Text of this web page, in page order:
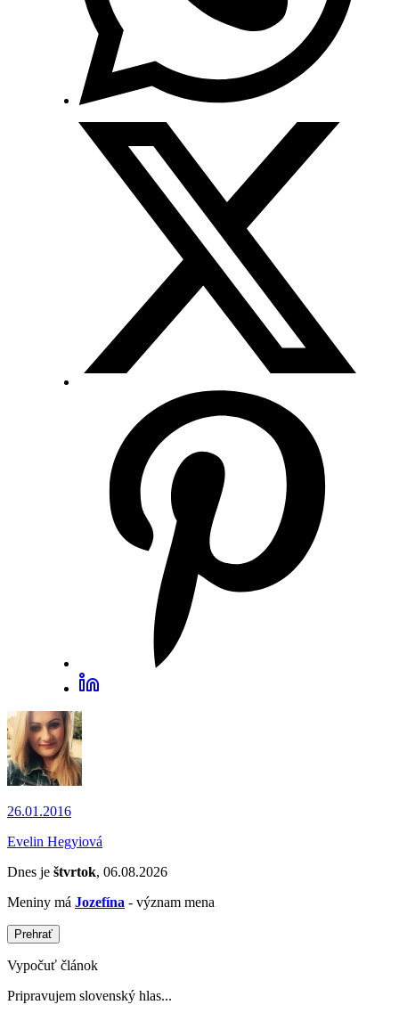
26.01.2016
Evelin Hegyiová
Dnes je štvrtok, 06.08.2026
Meniny má Jozefína - význam mena
Prehrať
Vypočuť článok
Pripravujem slovenský hlas...